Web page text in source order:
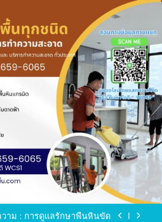
นขัด อบต.แหลมบัวนครปฐม
ทร.0616596065 ไลน์ WCS1
าม : การดูแลรักษาพื้นหินขัด